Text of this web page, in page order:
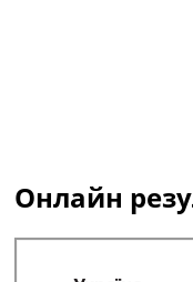
Онлайн